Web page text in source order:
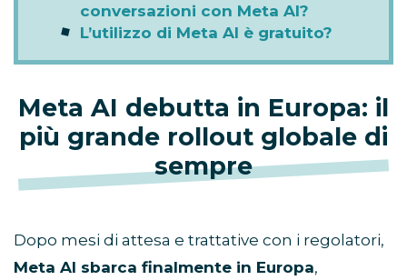
conversazioni con Meta AI?
L’utilizzo di Meta AI è gratuito?
Meta AI debutta in Europa: il
più grande rollout globale di
sempre
Dopo mesi di attesa e trattative con i regolatori,
Meta AI sbarca finalmente in Europa,